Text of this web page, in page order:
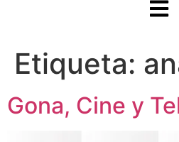
Etiqueta:
Gona, Cine y